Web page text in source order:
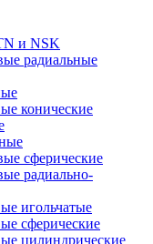
и NSK
радиальные
конические
сферические
радиально-
игольчатые
сферические
цилиндрические